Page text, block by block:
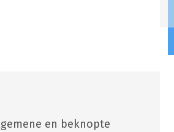
en beknopte